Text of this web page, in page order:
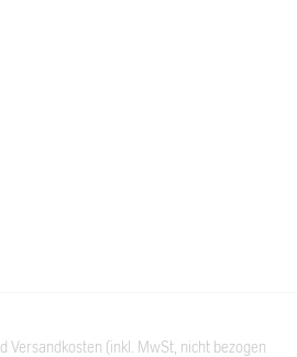
Versandkosten (inkl. MwSt, nicht bezogen